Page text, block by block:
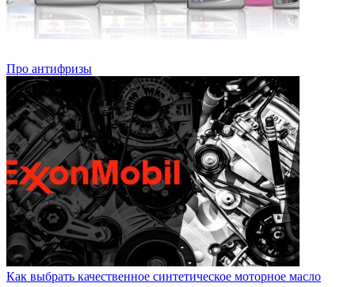
Про антифризы
Как выбрать качественное синтетическое моторное масло